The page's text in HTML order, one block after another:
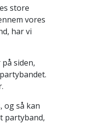
store
vores
har vi
siden,
og så kan
partyband,